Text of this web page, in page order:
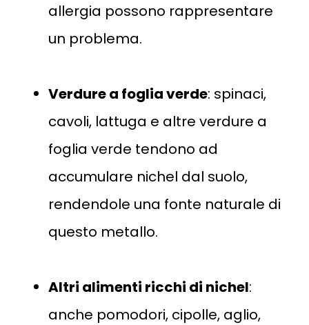
allergia possono rappresentare
un problema​​.
Verdure a foglia verde: spinaci,
cavoli, lattuga e altre verdure a
foglia verde tendono ad
accumulare nichel dal suolo,
rendendole una fonte naturale di
questo metallo​.
Altri alimenti ricchi di nichel:
anche pomodori, cipolle, aglio,